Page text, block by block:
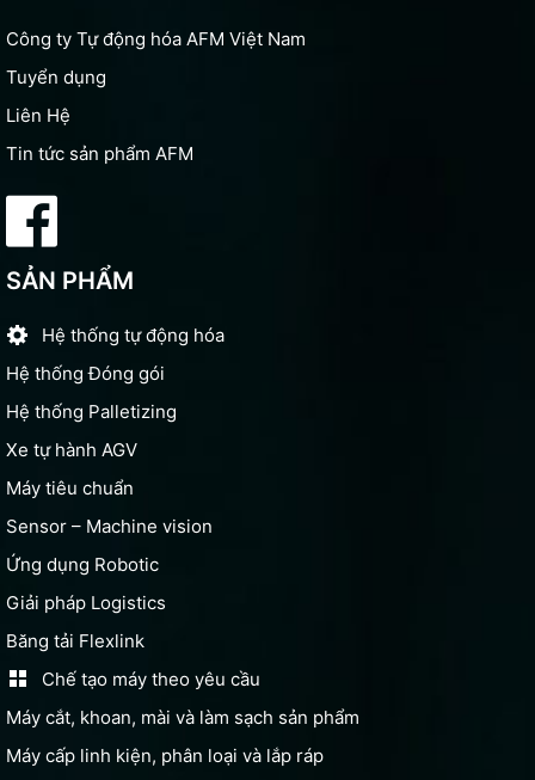
Công ty Tự động hóa AFM Việt Nam
Tuyển dụng
Liên Hệ
Tin tức sản phẩm AFM
SẢN PHẨM
Hệ thống tự động hóa
Hệ thống Đóng gói
Hệ thống Palletizing
Xe tự hành AGV
Máy tiêu chuẩn
Sensor – Machine vision
Ứng dụng Robotic
Giải pháp Logistics
Băng tải Flexlink
Chế tạo máy theo yêu cầu
Máy cắt, khoan, mài và làm sạch sản phẩm
Máy cấp linh kiện, phân loại và lắp ráp